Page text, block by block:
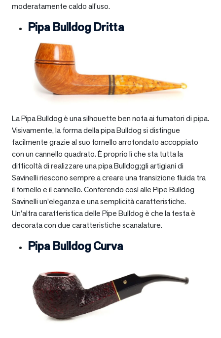
moderatamente caldo all’uso.
Pipa Bulldog Dritta
La Pipa Bulldog è una silhouette ben nota ai fumatori di pipa.
Visivamente, la forma della pipa Bulldog si distingue
facilmente grazie al suo fornello arrotondato accoppiato
con un cannello quadrato. È proprio lì che sta tutta la
difficoltà di realizzare una pipa Bulldog;gli artigiani di
Savinelli riescono sempre a creare una transizione fluida tra
il fornello e il cannello. Conferendo così alle Pipe Bulldog
Savinelli un’eleganza e una semplicità caratteristiche.
Un’altra caratteristica delle Pipe Bulldog è che la testa è
decorata con due caratteristiche scanalature.
Pipa Bulldog Curva